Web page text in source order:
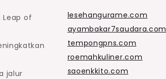
of
jalur
lesehangurame.com
ayambakar7saudara.com
tempongpns.com
roemahkuliner.com
saoenkkito.com